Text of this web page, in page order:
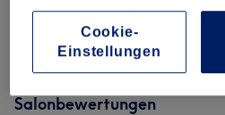
Kinder - Haarschnitte & Stylings
Salonbewertungen
Cookie-
Einstellungen